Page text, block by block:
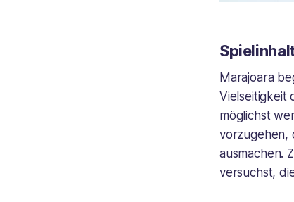
Marajoara
Vielseitigkeit
möglichst
vorzugehen,
ausmachen.
versuchst,